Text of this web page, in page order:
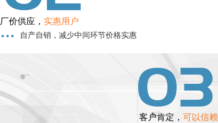
厂价供应， 实惠用户
自产自销，减少中间环节价格实惠
客户肯定， 可以信赖